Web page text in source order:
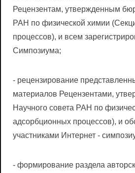
Рецензентам, утвержденным
РАН по физической химии
процессов), и всем
Симпозиума;
- рецензирование
материалов Рецензентами,
Научного совета РАН по
адсорбционных процессов), и
участниками Интернет -
- формирование раздела